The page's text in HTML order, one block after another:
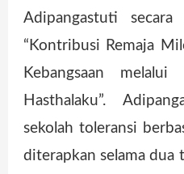
Adipangastuti
“Kontribusi Remaja
Kebangsaan melalui
Hasthalaku”.
sekolah toleransi
diterapkan selama dua